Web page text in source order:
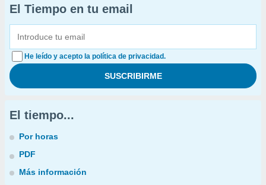
El Tiempo en tu email
He leído y acepto la política de privacidad.
El tiempo...
Por horas
PDF
Más información